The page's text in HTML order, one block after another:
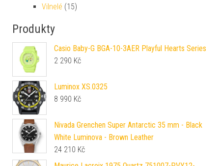
Vilnelé (15)
Produkty
Casio Baby-G BGA-10-3AER Playful Hearts Series
2 290 Kč
Luminox XS.0325
8 990 Kč
Nivada Grenchen Super Antarctic 35 mm - Black
White Luminova - Brown Leather
24 210 Kč